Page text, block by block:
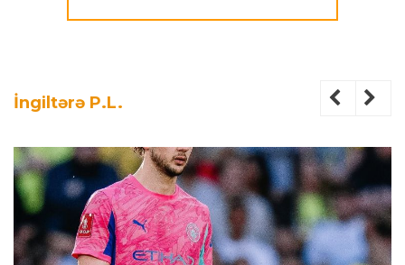
İngiltərə P.L.